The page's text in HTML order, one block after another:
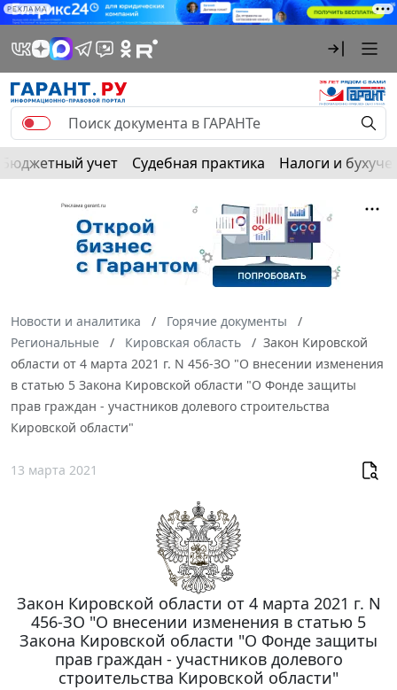
РЕКЛАМА
Бюджетный учет Судебная практика Налоги и
Новости и аналитика
Горячие документы
Региональные
Кировская область
Закон Кировской
области от 4 марта 2021 г. N 456-ЗО "О внесении изменения
в статью 5 Закона Кировской области "О Фонде защиты
прав граждан - участников долевого строительства
Кировской области"
13 марта 2021
Закон Кировской области от 4 марта 2021 г. N
456-ЗО "О внесении изменения в статью 5
Закона Кировской области "О Фонде защиты
прав граждан - участников долевого
строительства Кировской области"